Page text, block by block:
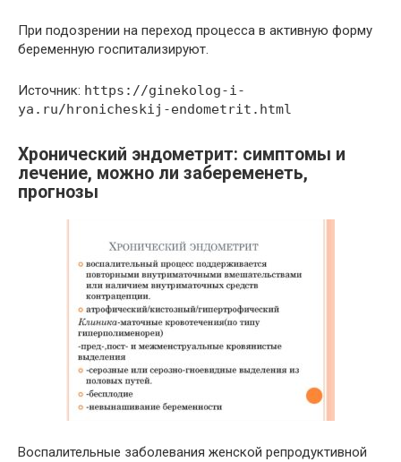
При подозрении на переход процесса в активную форму
беременную госпитализируют.
Источник: https://ginekolog-i-
ya.ru/hronicheskij-endometrit.html
Хронический эндометрит: симптомы и
лечение, можно ли забеременеть,
прогнозы
Воспалительные заболевания женской репродуктивной